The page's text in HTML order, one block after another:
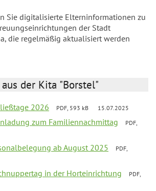
Sie digitalisierte Elterninformationen zu
der Stadt
die regelmäßig aktualisiert werden
der Kita "Borstel"
2026 PDF, 593 kB 15.07.2025
zum Familiennachmittag
PDF,
ab August 2025
PDF,
in der Horteinrichtung
PDF,